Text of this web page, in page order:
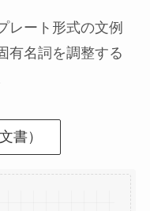
レート形式の文例
有名詞を調整する
書）